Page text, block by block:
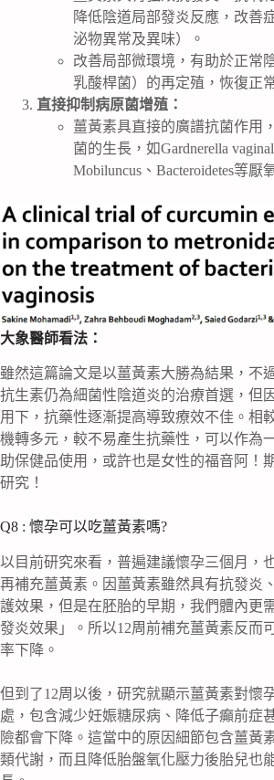
降低陰道局部發炎反應，改善
泌物異常及異味）。
改善局部微環境，有助於正常
乳酸桿菌）的再定殖，恢復正
直接抑制病原菌增殖：
薑黃素具直接的廣譜抗菌作用
菌的生長，如Gardnerella
Mobiluncus、Bacteroidetes等厭
大象醫師看法：
雖然這篇論文是以薑黃素大勝為結果，不
抗生素仍為細菌性陰道炎的治療首選，但
用下，抗藥性逐漸提高導致療效不佳。相
機轉多元，較不易產生抗藥性，可以作為
助保健品使用，或許也是女性的福音阿！
研究！
Q8 : 懷孕可以吃薑黃素嗎?
以目前研究來看，普遍建議懷孕三個月，
再補充薑黃素。因薑黃素雖然具有抗發炎
護效果，但是在胚胎的早期，我們體內更
發炎效果」。所以12周前補充薑黃素反而
率下降。
但到了12周以後，研究就顯示薑黃素對懷
處，包含減少妊娠糖尿病、降低子癲前症
險都會下降。這當中的原因細節包含薑黃
類代謝，而且降低胎盤氧化壓力後胎兒也